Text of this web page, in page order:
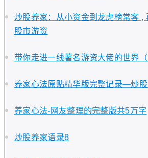
炒股养家：从小资金到龙虎榜常客 ,
股市游资
带你走进一线著名游资大佬的世界（
养家心法原贴精华版完整记录—炒股
养家心法-网友整理的完整版共5万字
炒股养家语录8